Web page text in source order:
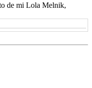
de mi Lola Melnik,